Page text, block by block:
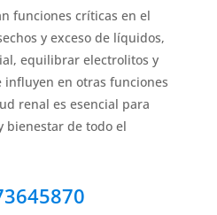
funciones críticas en el
y exceso de líquidos,
equilibrar electrolitos y
en otras funciones
renal es esencial para
bienestar de todo el